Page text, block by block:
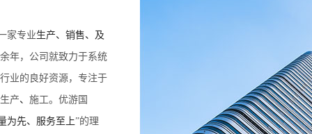
家专业生产、销售、及
年，公司就致力于系统
业的良好资源，专注于
生产、 施工。优游国
为先、服务至上”的理